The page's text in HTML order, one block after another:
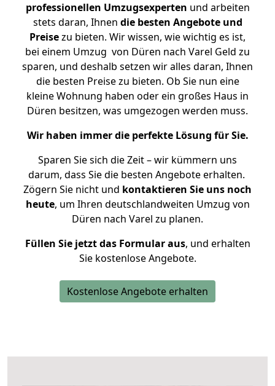
professionellen Umzugsexperten und arbeiten
stets daran, Ihnen die besten Angebote und
Preisezu bieten. Wir wissen, wie wichtig es ist,
bei einem Umzug von Düren nach Varel Geld zu
sparen, und deshalb setzen wir alles daran, Ihnen
die besten Preise zu bieten. Ob Sie nun eine
kleine Wohnung haben oder ein großes Haus in
Düren besitzen, was umgezogen werden muss.
Wir haben immer die perfekte Lösung für Sie.
Sparen Sie sich die Zeit – wir kümmern uns
darum, dass Sie die besten Angebote erhalten.
Zögern Sie nicht und kontaktieren Sie uns noch
heute, um Ihren deutschlandweiten Umzug von
Düren nach Varel zu planen.
Füllen Sie jetzt das Formular aus, und erhalten
Sie kostenlose Angebote.
Kostenlose Angebote erhalten